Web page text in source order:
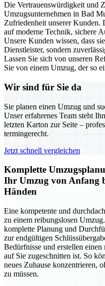
Die Vertrauenswürdigkeit und
Umzugsunternehmen in Bad
Zufriedenheit unserer Kunden.
auf moderne Technik, sichere
Unsere Kunden wissen, dass
Dienstleister, sondern
Lassen Sie sich von unseren
Sie von einem Umzug, der so
Wir sind für Sie da
Sie planen einen Umzug und
Unser erfahrenes Team steht
letzten Karton zur Seite –
termingerecht.
Jetzt schnell vergleichen
Komplette
Ihr Umzug von Anfang
Händen
Eine kompetente und
zu einem reibungslosen
komplette Planung und
zur endgültigen
Bedürfnisse und erstellen
auf Sie zugeschnitten ist. So
neues Zuhause konzentrieren,
zu müssen.